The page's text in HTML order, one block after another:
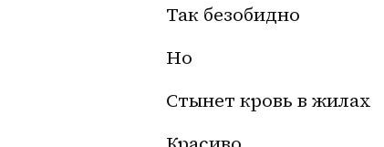
Так безобидно
Но
Стынет кровь в жилах